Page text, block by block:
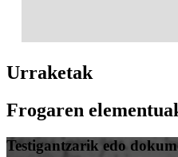
Urraketak
Frogaren
Testigantzarik edo